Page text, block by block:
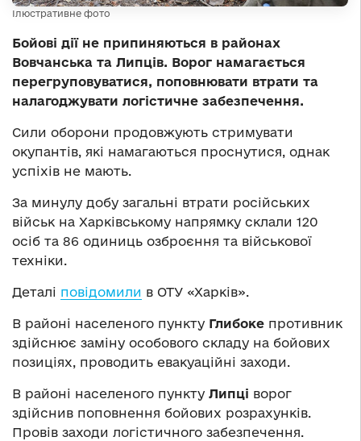
Ілюстративне фото
Бойові дії не припиняються в районах
Вовчанська та Липців. Ворог намагається
перегруповуватися, поповнювати втрати та
налагоджувати логістичне забезпечення.
Сили оборони продовжують стримувати
окупантів, які намагаються проснутися, однак
успіхів не мають.
За минулу добу загальні втрати російських
військ на Харківському напрямку склали 120
осіб та 86 одиниць озброєння та військової
техніки.
Деталі повідомили в ОТУ «Харків».
В районі населеного пункту Глибоке противник
здійснює заміну особового складу на бойових
позиціях, проводить евакуаційні заходи.
В районі населеного пункту Липці ворог
здійснив поповнення бойових розрахунків.
Провів заходи логістичного забезпечення.